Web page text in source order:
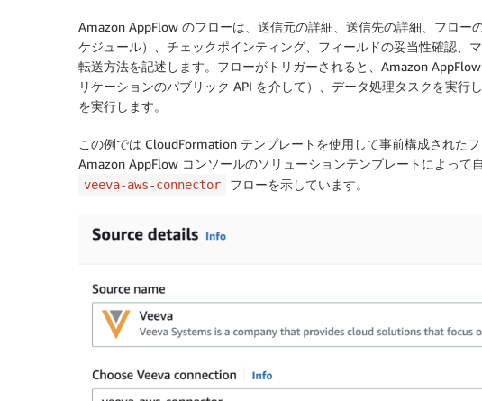
Amazon AppFlow のフローは、送信元の詳細、送信先の詳細、フロー
ケジュール）、チェックポインティング、フィールドの妥当性確認、
転送方法を記述します。フローがトリガーされると、Amazon
リケーションのパブリック API を介して）、データ処理タスクを実行
を実行します。
この例では CloudFormation テンプレートを使用して事前構成された
Amazon AppFlow コンソールのソリューションテンプレートによって
veeva-aws-connector フローを示しています。